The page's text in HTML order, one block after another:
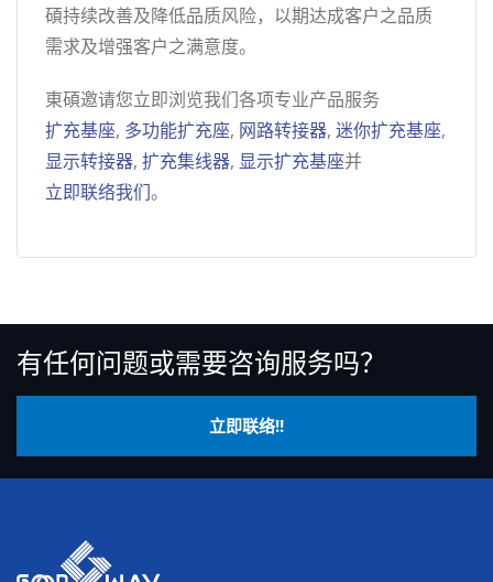
碩持续改善及降低品质风险，以期达成客户之品质
需求及增强客户之满意度。
東碩邀请您立即浏览我们各项专业产品服务
扩充基座, 多功能扩充座, 网路转接器, 迷你扩充基座,
显示转接器, 扩充集线器, 显示扩充基座并
立即联络我们。
有任何问题或需要咨询服务吗？
立即联络!!